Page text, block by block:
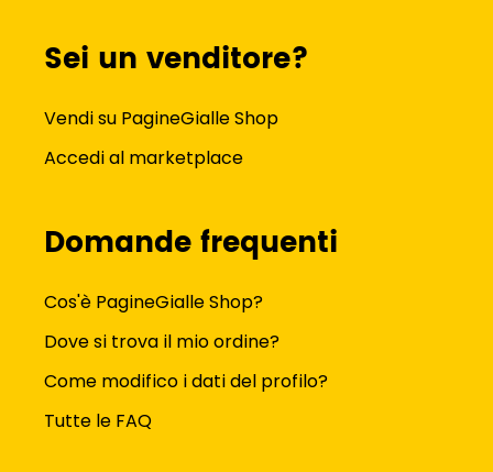
Sei un venditore?
Vendi su PagineGialle Shop
Accedi al marketplace
Domande frequenti
Cos'è PagineGialle Shop?
Dove si trova il mio ordine?
Come modifico i dati del profilo?
Tutte le FAQ